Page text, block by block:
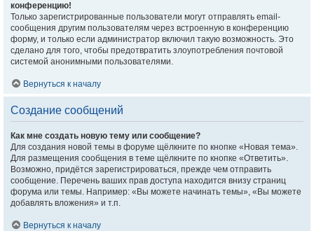
конференцию!
Только зарегистрированные пользователи могут отправлять email-
сообщения другим пользователям через встроенную в конференцию
форму, и только если администратор включил такую возможность. Это
сделано для того, чтобы предотвратить злоупотребления почтовой
системой анонимными пользователями.
Вернуться к началу
Создание сообщений
Как мне создать новую тему или сообщение?
Для создания новой темы в форуме щёлкните по кнопке «Новая тема».
Для размещения сообщения в теме щёлкните по кнопке «Ответить».
Возможно, придётся зарегистрироваться, прежде чем отправить
сообщение. Перечень ваших прав доступа находится внизу страниц
форума или темы. Например: «Вы можете начинать темы», «Вы можете
добавлять вложения» и т.п.
Вернуться к началу